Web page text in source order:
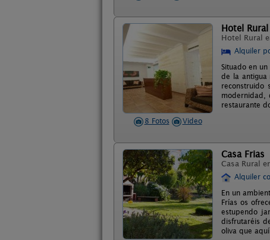
8 Fotos Video
Hotel
Hotel Rural
Alquiler
Situado en
de la antigua
reconstruido
modernidad,
restaurante
Casa Frias
Casa Rural
Alquiler
En un
Frías os
estupendo
disfrutaréis
oliva que aquí